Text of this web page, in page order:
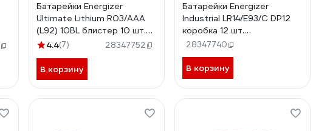
Батарейки Energizer
Ultimate Lithium R03/AAA
(L92) 10BL блистер 10 шт.
7638900343533
4.4(7) 28347752
В корзину
Батарейки Energizer
Industrial LR14/E93/C DP12
коробка 12 шт.
7638900361070
28347740
В корзину